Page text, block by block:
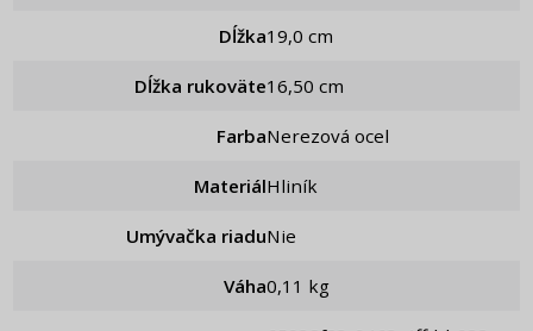
Dĺžka 19,0 cm
Dĺžka rukoväte 16,50 cm
Farba Nerezová ocel
Materiál Hliník
Umývačka riadu Nie
Váha 0,11 kg